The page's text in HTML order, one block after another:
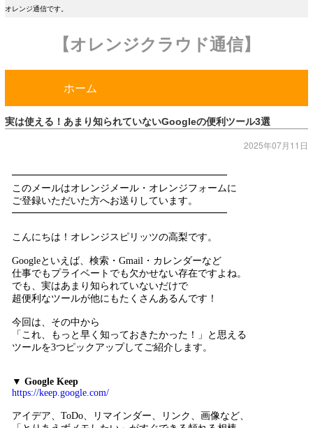
オレンジ通信です。
【オレンジクラウド通信】
ホーム
実は使える！あまり知られていないGoogleの便利ツール3選
2025年07月11日